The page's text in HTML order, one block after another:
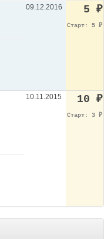
09.12.2016 5 ₽
Старт: 5 ₽
10.11.2015 10 ₽
Старт: 3 ₽